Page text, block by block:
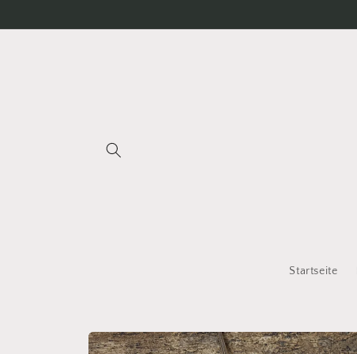
Inhalt
Startseite
Zu
Produktinformationen